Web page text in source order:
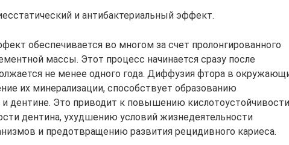
и антибактериальный эффект.
обеспечивается во многом за счет пролонгированного
массы. Этот процесс начинается сразу после
не менее одного года. Диффузия фтора в
их минерализации, способствует образованию
дентине. Это приводит к повышению
дентина, ухудшению условий жизнедеятельности
и предотвращению развития рецидивного кариеса.